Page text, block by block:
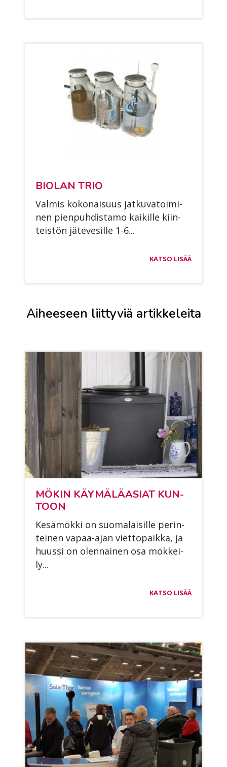
BIO­LAN TRIO
Val­mis ko­ko­nai­suus jat­ku­va­toi­mi­
nen pien­puh­dis­ta­mo kai­kil­le kiin­
teis­tön jä­te­ve­sil­le 1-6...
KATSO LISÄÄ
Aiheeseen liittyviä artikkeleita
MÖ­KIN KÄY­MÄ­LÄ­ASIAT KUN­
TOON
Ke­sä­mök­ki on suo­ma­lai­sil­le pe­rin­
tei­nen va­paa-ajan viet­to­paik­ka, ja
huus­si on olen­nai­nen osa mök­kei­
ly...
KATSO LISÄÄ